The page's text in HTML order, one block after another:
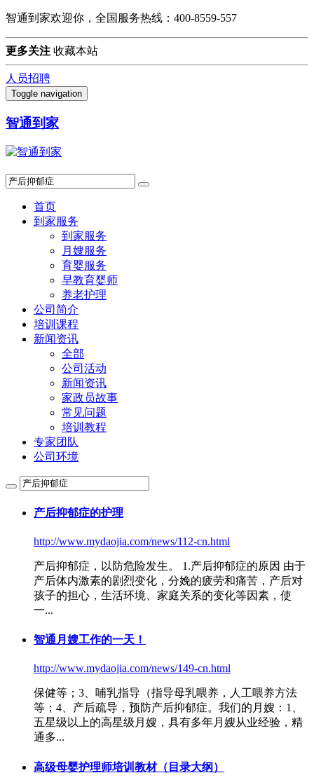
智通到家欢迎你，全国服务热线：400-8559-557
更多关注 收藏本站
人员招聘
Toggle navigation
智通到家
首页
到家服务
到家服务
月嫂服务
育婴服务
早教育婴师
养老护理
公司简介
培训课程
新闻资讯
全部
公司活动
新闻资讯
家政员故事
常见问题
培训教程
专家团队
公司环境
产后抑郁症的护理
http://www.mydaojia.com/news/112-cn.html
产后抑郁症 ，以防危险发生。 1.产后抑郁症的原因 由于
产后体内激素的剧烈变化，分娩的疲劳和痛苦，产后对
孩子的担心，生活环境、家庭关系的变化等因素，使
一...
智通月嫂工作的一天！
http://www.mydaojia.com/news/149-cn.html
保健等；3、哺乳指导（指导母乳喂养，人工喂养方法
等；4、产后疏导，预防产后抑郁症。我们的月嫂：1、
五星级以上的高星级月嫂，具有多年月嫂从业经验，精
通多...
高级母婴护理师培训教材（目录大纲）